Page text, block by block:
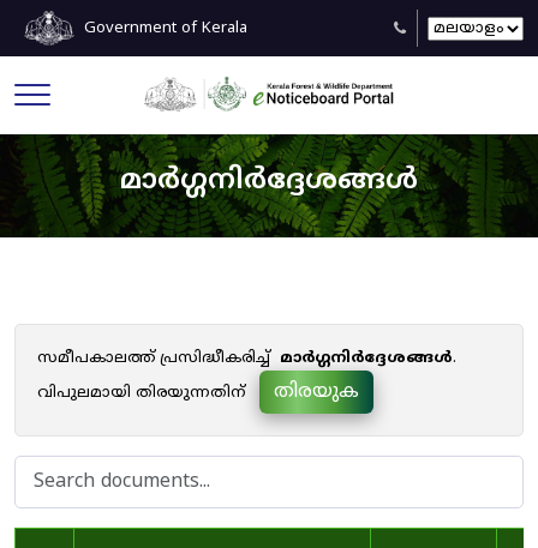
Government of Kerala
മാർഗ്ഗനിർദ്ദേശങ്ങൾ
സമീപകാലത്ത് പ്രസിദ്ധീകരിച്ച് മാർഗ്ഗനിർദ്ദേശങ്ങൾ.
വിപുലമായി തിരയുന്നതിന്
തിരയുക